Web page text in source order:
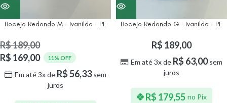
Bocejo Redondo M – Ivanildo – PE
R$189,00
R$ 169,00 11% OFF
Em até 3x de R$56,33sem
juros
Bocejo Redondo G – Ivanildo – PE
R$ 189,00
Em até 3x de R$ 63,00sem
juros
R$ 179,55 no Pix